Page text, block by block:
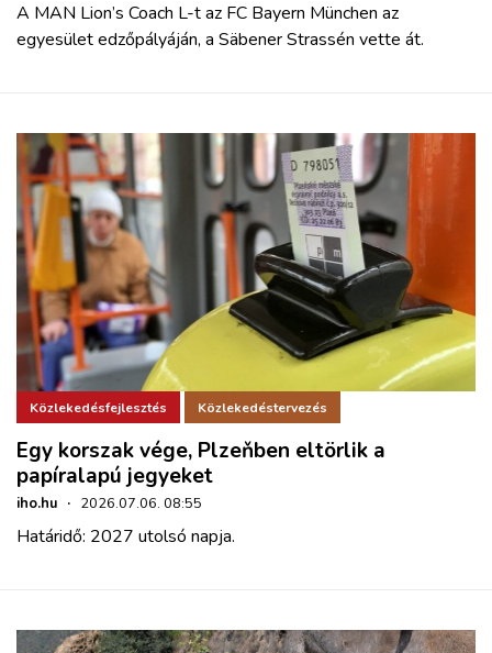
A MAN Lion’s Coach L-t az FC Bayern München az
egyesület edzőpályáján, a Säbener Strassén vette át.
Közlekedésfejlesztés Közlekedéstervezés
Egy korszak vége, Plzeňben eltörlik a
papíralapú jegyeket
iho.hu · 2026.07.06. 08:55
Határidő: 2027 utolsó napja.